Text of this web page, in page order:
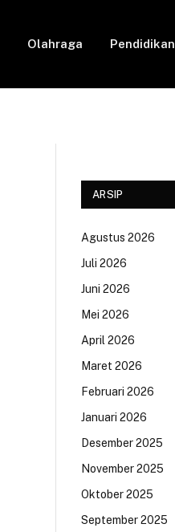
Olahraga Pendidikan
ARSIP
Agustus 2026
Juli 2026
Juni 2026
Mei 2026
April 2026
Maret 2026
Februari 2026
Januari 2026
Desember 2025
November 2025
Oktober 2025
September 2025